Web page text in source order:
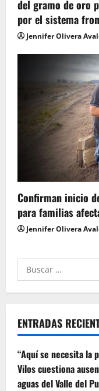
del gramo de oro
por el sistema
Jennifer Olivera
Confirman inicio
para familias
Jennifer Olivera
Buscar
por:
ENTRADAS
“Aquí se necesita la
Vilos cuestiona
aguas del Valle del